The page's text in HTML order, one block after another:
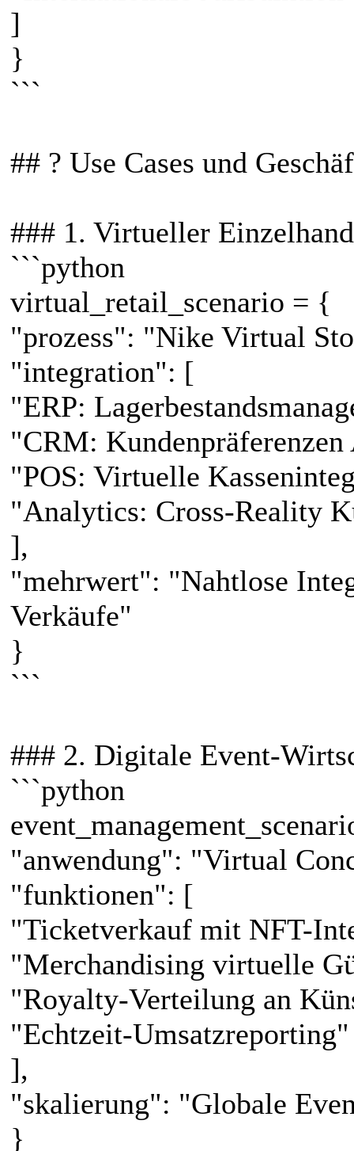
]
}
```
## ? Use Cases und
### 1. Virtueller
```python
virtual_retail_scenario = {
"prozess": "Nike Virtual
"integration": [
"ERP:
"CRM: Kundenpräferenzen
"POS: Virtuelle
"Analytics: Cross-Reality
],
"mehrwert": "Nahtlose
Verkäufe"
}
```
### 2. Digitale Event-
```python
"anwendung": "Virtual
"funktionen": [
"Ticketverkauf mit NFT-
"Merchandising virtuelle
"Royalty-Verteilung an
"Echtzeit-Umsatzreporting"
],
"skalierung": "Globale
}